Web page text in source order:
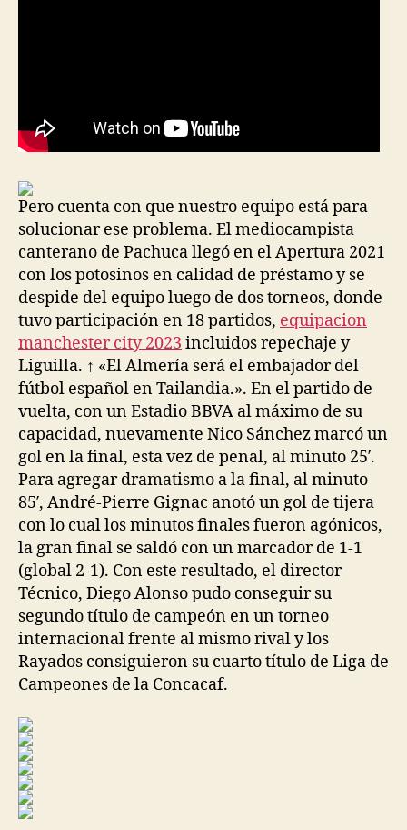
Pero cuenta con que nuestro equipo está para
solucionar ese problema. El mediocampista
canterano de Pachuca llegó en el Apertura 2021
con los potosinos en calidad de préstamo y se
despide del equipo luego de dos torneos, donde
tuvo participación en 18 partidos, equipacion
manchester city 2023 incluidos repechaje y
Liguilla. ↑ «El Almería será el embajador del
fútbol español en Tailandia.». En el partido de
vuelta, con un Estadio BBVA al máximo de su
capacidad, nuevamente Nico Sánchez marcó un
gol en la final, esta vez de penal, al minuto 25′.
Para agregar dramatismo a la final, al minuto
85′, André-Pierre Gignac anotó un gol de tijera
con lo cual los minutos finales fueron agónicos,
la gran final se saldó con un marcador de 1-1
(global 2-1). Con este resultado, el director
Técnico, Diego Alonso pudo conseguir su
segundo título de campeón en un torneo
internacional frente al mismo rival y los
Rayados consiguieron su cuarto título de Liga de
Campeones de la Concacaf.